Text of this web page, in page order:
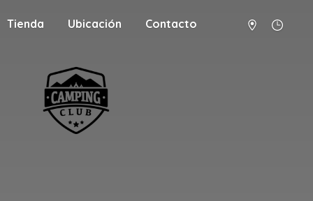
Tienda Ubicación Contacto